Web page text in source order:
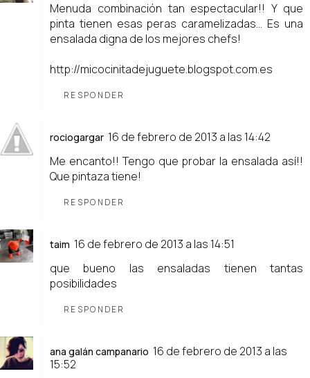
Menuda combinación tan espectacular!! Y que
pinta tienen esas peras caramelizadas... Es una
ensalada digna de los mejores chefs!
http://micocinitadejuguete.blogspot.com.es
RESPONDER
rociogargar 16 de febrero de 2013 a las 14:42
Me encanto!! Tengo que probar la ensalada así!!
Que pintaza tiene!
RESPONDER
taim 16 de febrero de 2013 a las 14:51
que bueno las ensaladas tienen tantas
posibilidades
RESPONDER
ana galán campanario 16 de febrero de 2013 a las
15:52